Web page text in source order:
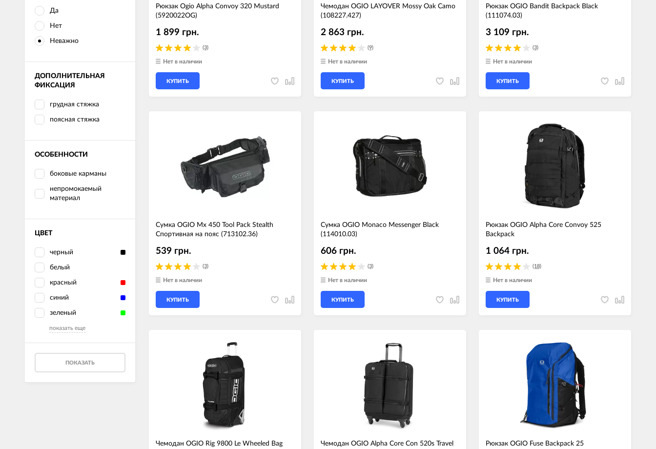
Да
Нет
Неважно
ДОПОЛНИТЕЛЬНАЯ
ФИКСАЦИЯ
грудная стяжка
поясная стяжка
ОСОБЕННОСТИ
боковые карманы
непромокаемый
материал
ЦВЕТ
черный
белый
красный
синий
зеленый
показать еще
ПОКАЗАТЬ
Рюкзак Ogio Alpha Convoy 320 Mustard
(5920022OG)
(3)
1 899 грн.
Нет в наличии
КУПИТЬ
Чемодан OGIO LAYOVER Mossy Oak Camo
(108227.427)
(9)
2 863 грн.
Нет в наличии
КУПИТЬ
Рюкзак OGIO Bandit Backpack Black
(111074.03)
(3)
3 109 грн.
Нет в наличии
КУПИТЬ
Сумка OGIO Mx 450 Tool Pack Stealth
Спортивная на пояс (713102.36)
(3)
539 грн.
Нет в наличии
КУПИТЬ
Сумка OGIO Monaco Messenger Black
(114010.03)
(3)
606 грн.
Нет в наличии
КУПИТЬ
Рюкзак OGIO Alpha Core Convoy 525
Backpack
(18)
1 064 грн.
Нет в наличии
КУПИТЬ
Чемодан OGIO Rig 9800 Le Wheeled Bag
Чемодан OGIO Alpha Core Con 520s Travel
Рюкзак OGIO Fuse Backpack 25